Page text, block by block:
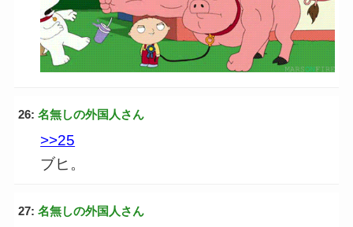
26: 名無しの外国人さん
>>25
ブヒ。
27: 名無しの外国人さん